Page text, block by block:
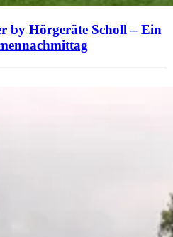
by Hörgeräte Scholl – Ein